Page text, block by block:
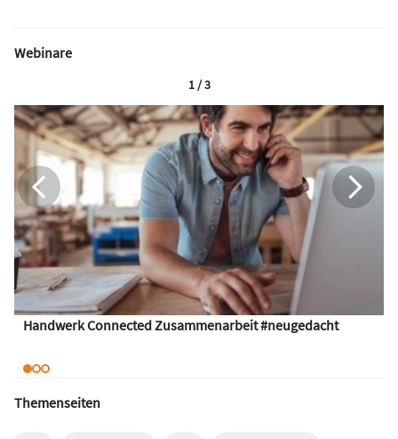
Webinare
Handwerk Connected Zusammenarbeit #neugedacht
1 / 3
Themenseiten